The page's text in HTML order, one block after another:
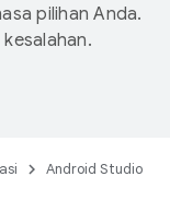
pilihan Anda.
Android Studio